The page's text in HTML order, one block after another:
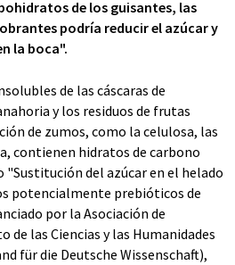
de los guisantes, las
podría reducir el azúcar y
la boca".
de las cáscaras de
y los residuos de frutas
de zumos, como la celulosa, las
contienen hidratos de carbono
del azúcar en el helado
potencialmente prebióticos de
por la Asociación de
de las Ciencias y las Humanidades
für die Deutsche Wissenschaft),